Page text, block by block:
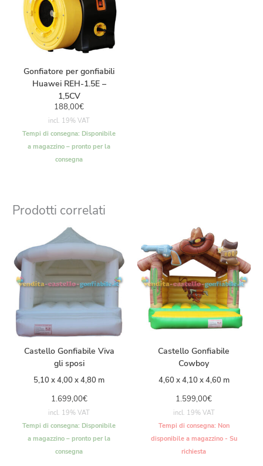
Gonfiatore per gonfiabili
Huawei REH-1.5E –
1,5CV
188,00€
incl. 19% VAT
Tempi di consegna: Disponibile
a magazzino – pronto per la
consegna
Prodotti correlati
Castello Gonfiabile Viva
gli sposi
5,10 x 4,00 x 4,80 m
1.699,00€
incl. 19% VAT
Tempi di consegna: Disponibile
a magazzino – pronto per la
consegna
Castello Gonfiabile
Cowboy
4,60 x 4,10 x 4,60 m
1.599,00€
incl. 19% VAT
Tempi di consegna: Non
disponibile a magazzino - Su
richiesta